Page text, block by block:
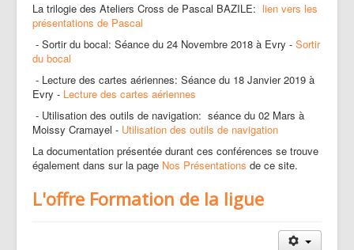
La trilogie des Ateliers Cross de Pascal BAZILE: lien vers les
présentations de Pascal
- Sortir du bocal: Séance du 24 Novembre 2018 à Evry - Sortir
du bocal
- Lecture des cartes aériennes: Séance du 18 Janvier 2019 à
Evry - Lecture des cartes aériennes
- Utilisation des outils de navigation: séance du 02 Mars à
Moissy Cramayel - Utilisation des outils de navigation
La documentation présentée durant ces conférences se trouve
également dans sur la page Nos Présentations de ce site.
L'offre Formation de la ligue